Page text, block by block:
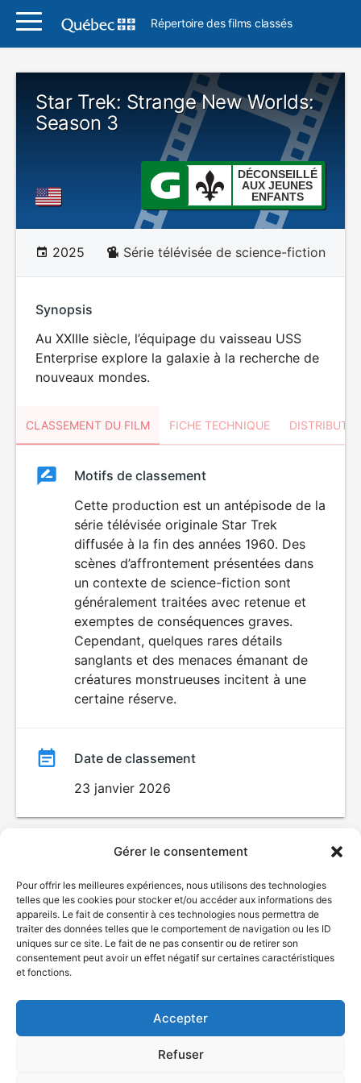
Gérer le consentement
Pour offrir les meilleures expériences, nous utilisons des technologies
telles que les cookies pour stocker et/ou accéder aux informations des
appareils. Le fait de consentir à ces technologies nous permettra de
traiter des données telles que le comportement de navigation ou les ID
uniques sur ce site. Le fait de ne pas consentir ou de retirer son
consentement peut avoir un effet négatif sur certaines caractéristiques
et fonctions.
Accepter
Refuser
Répertoire des films classés
Star Trek: Strange New Worlds:
Season 3
DÉCONSEILLÉ
AUX JEUNES
ENFANTS
2025 Série télévisée de science-fiction
Synopsis
Au XXIIIe siècle, l’équipage du vaisseau USS
Enterprise explore la galaxie à la recherche de
nouveaux mondes.
CLASSEMENT DU FILM FICHE TECHNIQUE
ClassementClassement
DÉCONSEILLÉ
AUX JEUNES
ENFANTS
Motifs de classement
Cette production est un antépisode de la
série télévisée originale Star Trek
diffusée à la fin des années 1960. Des
scènes d’affrontement présentées dans
un contexte de science-fiction sont
généralement traitées avec retenue et
exemptes de conséquences graves.
Cependant, quelques rares détails
sanglants et des menaces émanant de
créatures monstrueuses incitent à une
certaine réserve.
Date de classement
23 janvier 2026
© Gouvernement du Québec, 2026
Accessibilité
Déclaration de services